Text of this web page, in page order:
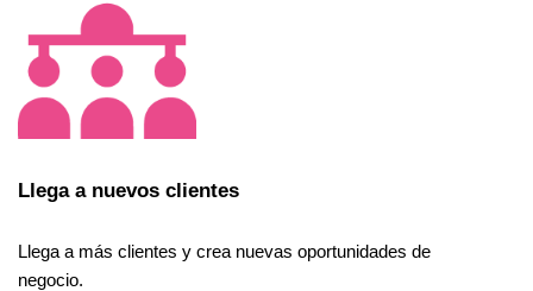
Llega a nuevos clientes
Llega a más clientes y crea nuevas oportunidades de
negocio.